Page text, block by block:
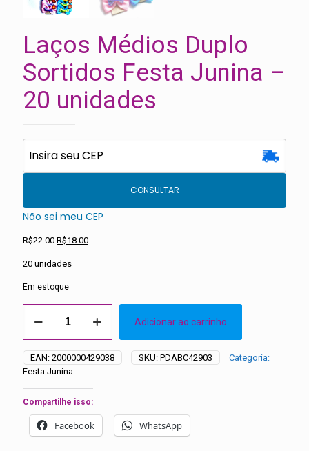
Laços Médios Duplo
Sortidos Festa Junina –
20 unidades
CONSULTAR
Não sei meu CEP
R$22.00 O
original
R$22.00.
R$18.00O
20 unidades
Em estoque
Médios
Sortidos
Festa
Junina
–
20
unidades
quantidade
Adicionar ao carrinho
EAN: 2000000429038 SKU: PDABC42903
Categoria:
Festa Junina
Compartilhe isso:
Facebook WhatsApp